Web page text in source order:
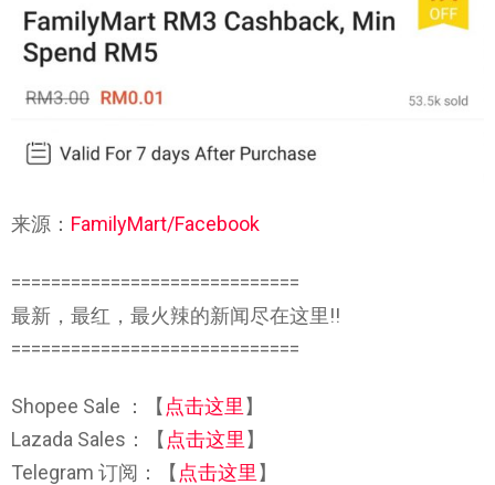
来源： FamilyMart/Facebook
=============================
最新，最红，最火辣的新闻尽在这里!!
=============================
Shopee Sale ：【 点击这里 】
Lazada Sales：【 点击这里 】
Telegram 订阅：【 点击这里 】